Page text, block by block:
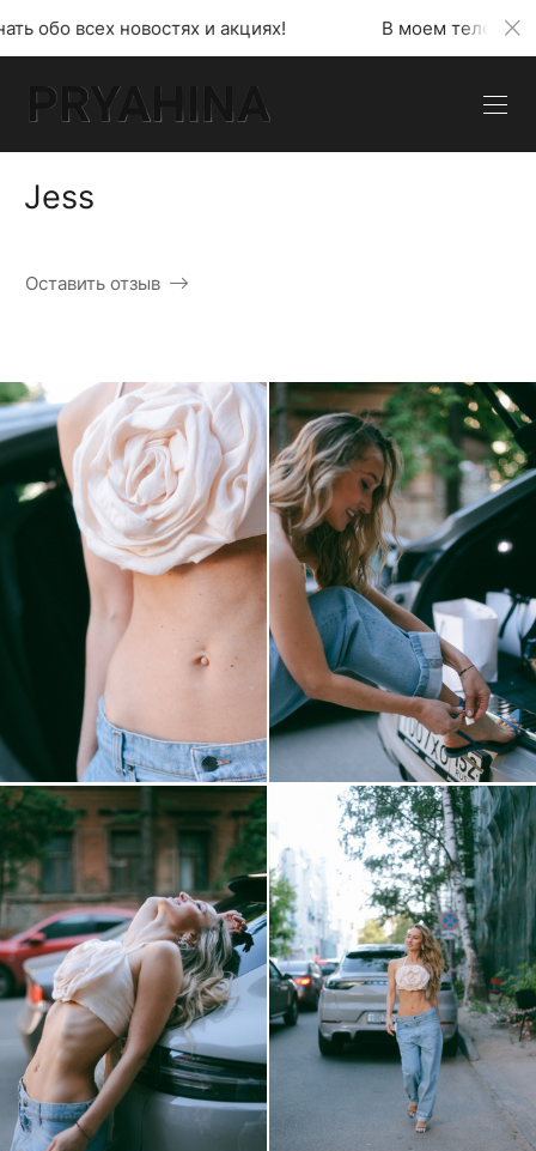
и акциях! В моем телеграмм канале можно
Jess
Оставить отзыв